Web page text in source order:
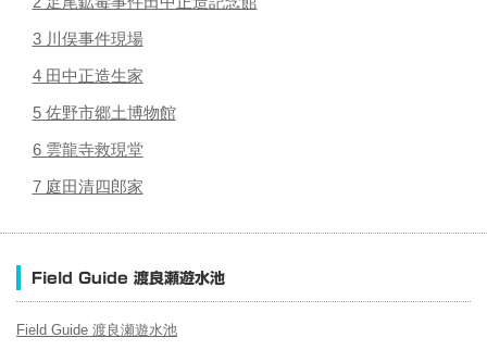
3 川俣事件現場
4 田中正造生家
5 佐野市郷土博物館
6 雲龍寺救現堂
7 庭田清四郎家
Field Guide 渡良瀬遊水池
Field Guide 渡良瀬遊水池